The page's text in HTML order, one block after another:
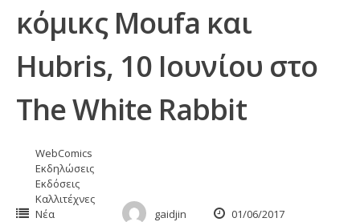
κόμικς Moufa και
Hubris, 10 Ιουνίου στο
The White Rabbit
WebComics
Εκδηλώσεις
Εκδόσεις
Καλλιτέχνες
Νέα
gaidjin 01/06/2017